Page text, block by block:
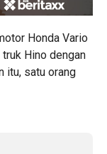
Honda Vario
Hino dengan
itu, satu orang